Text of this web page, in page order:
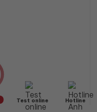
Test online Hotline